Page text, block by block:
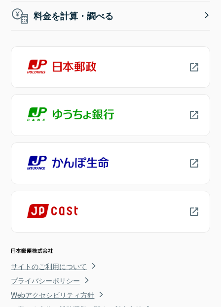
料金を計算・調べる
サイトのご利用について
プライバシーポリシー
Webアクセシビリティ方針